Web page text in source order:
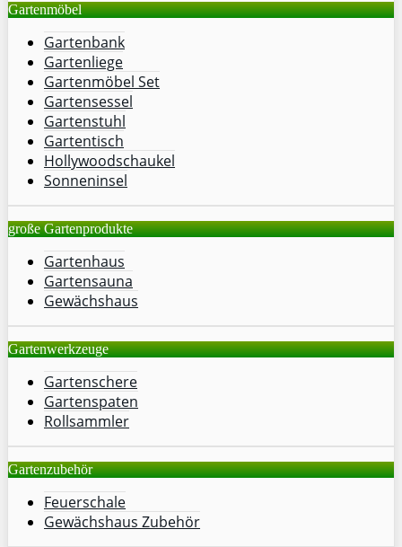
Gartenmöbel
Gartenbank
Gartenliege
Gartenmöbel Set
Gartensessel
Gartenstuhl
Gartentisch
Hollywoodschaukel
Sonneninsel
große Gartenprodukte
Gartenhaus
Gartensauna
Gewächshaus
Gartenwerkzeuge
Gartenschere
Gartenspaten
Rollsammler
Gartenzubehör
Feuerschale
Gewächshaus Zubehör